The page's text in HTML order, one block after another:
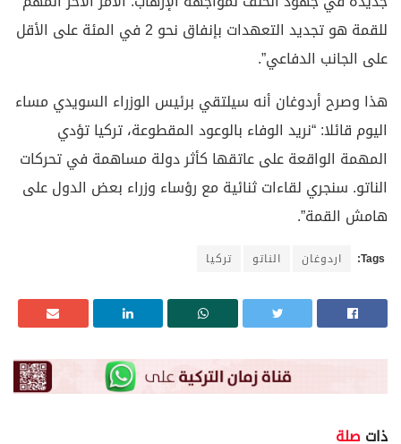
للقمة هو تجديد التعهدات بإنفاق نحو 2 في المئة على الأقل
على الجانب الدفاعي”.
هذا وصرح أردوغان أنه سيلتقي برئيس الوزراء السويدي مساء
اليوم قائلا: “نريد الوفاء بالوعود المقطوعة، تركيا تؤدي
المهمة الواقعة على عاتقها كأثر دولة مساهمة في تحركات
الناتو. سنجري لقاءات ثنائية مع رؤساء وزراء بعض الدول على
هامش القمة”.
Tags: اردوغان الناتو تركيا
ذات صلة